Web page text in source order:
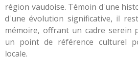
région vaudoise. Témoin d'une
d'une évolution significative, il
mémoire, offrant un cadre serein
un point de référence culturel
locale.